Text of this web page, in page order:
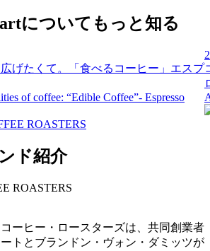
についてもっと知る
げたくて。「食べるコーヒー」エスプ
of coffee: “Edible Coffee”- Espresso
ROASTERS
ド紹介
ROASTERS
ーヒー・ロースターズは、共同創業者
トとブランドン・ヴォン・ダミッツが